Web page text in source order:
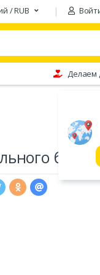
/ RUB
Делаем